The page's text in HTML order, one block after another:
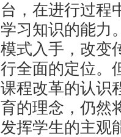
台，在进行过程
学习知识的能力
模式入手，改变
行全面的定位。
课程改革的认识
育的理念，仍然
发挥学生的主观